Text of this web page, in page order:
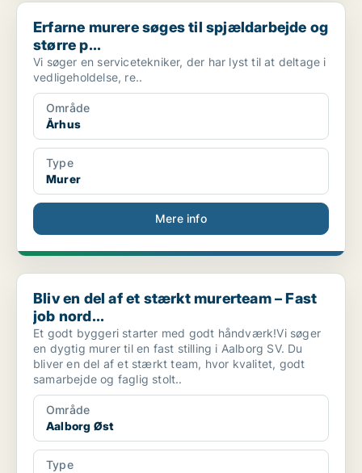
Erfarne murere søges til spjældarbejde og større p...
Erfarne murere søges til spjældarbejde og
større p...
Vi søger en servicetekniker, der har lyst til at deltage i
vedligeholdelse, re..
Område
Århus
Type
Murer
Mere info
Bliv en del af et stærkt murerteam – Fast job nord...
Bliv en del af et stærkt murerteam – Fast
job nord...
Et godt byggeri starter med godt håndværk!Vi søger
en dygtig murer til en fast stilling i Aalborg SV. Du
bliver en del af et stærkt team, hvor kvalitet, godt
samarbejde og faglig stolt..
Område
Aalborg Øst
Type